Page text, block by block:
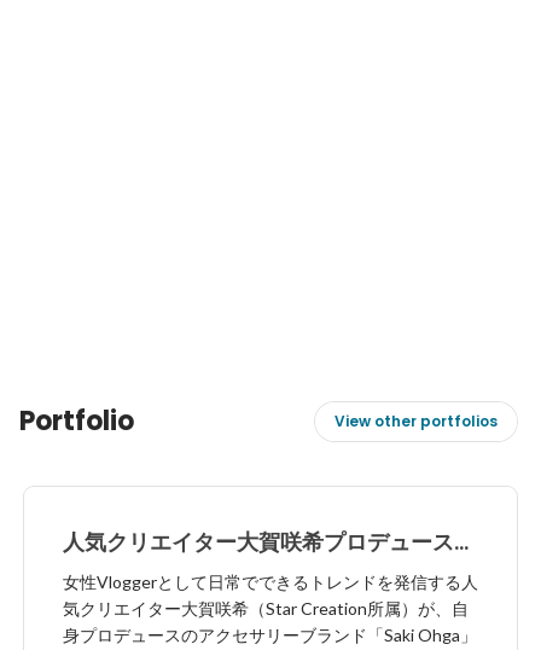
Portfolio View other portfolios
人気クリエイター大賀咲希プロデュースの
アクセサリーブランド「Saki Ohga」
9/26(火)から販売開始
女性Vloggerとして日常でできるトレンドを発信する人
気クリエイター大賀咲希（Star Creation所属）が、自
身プロデュースのアクセサリーブランド「Saki Ohga」